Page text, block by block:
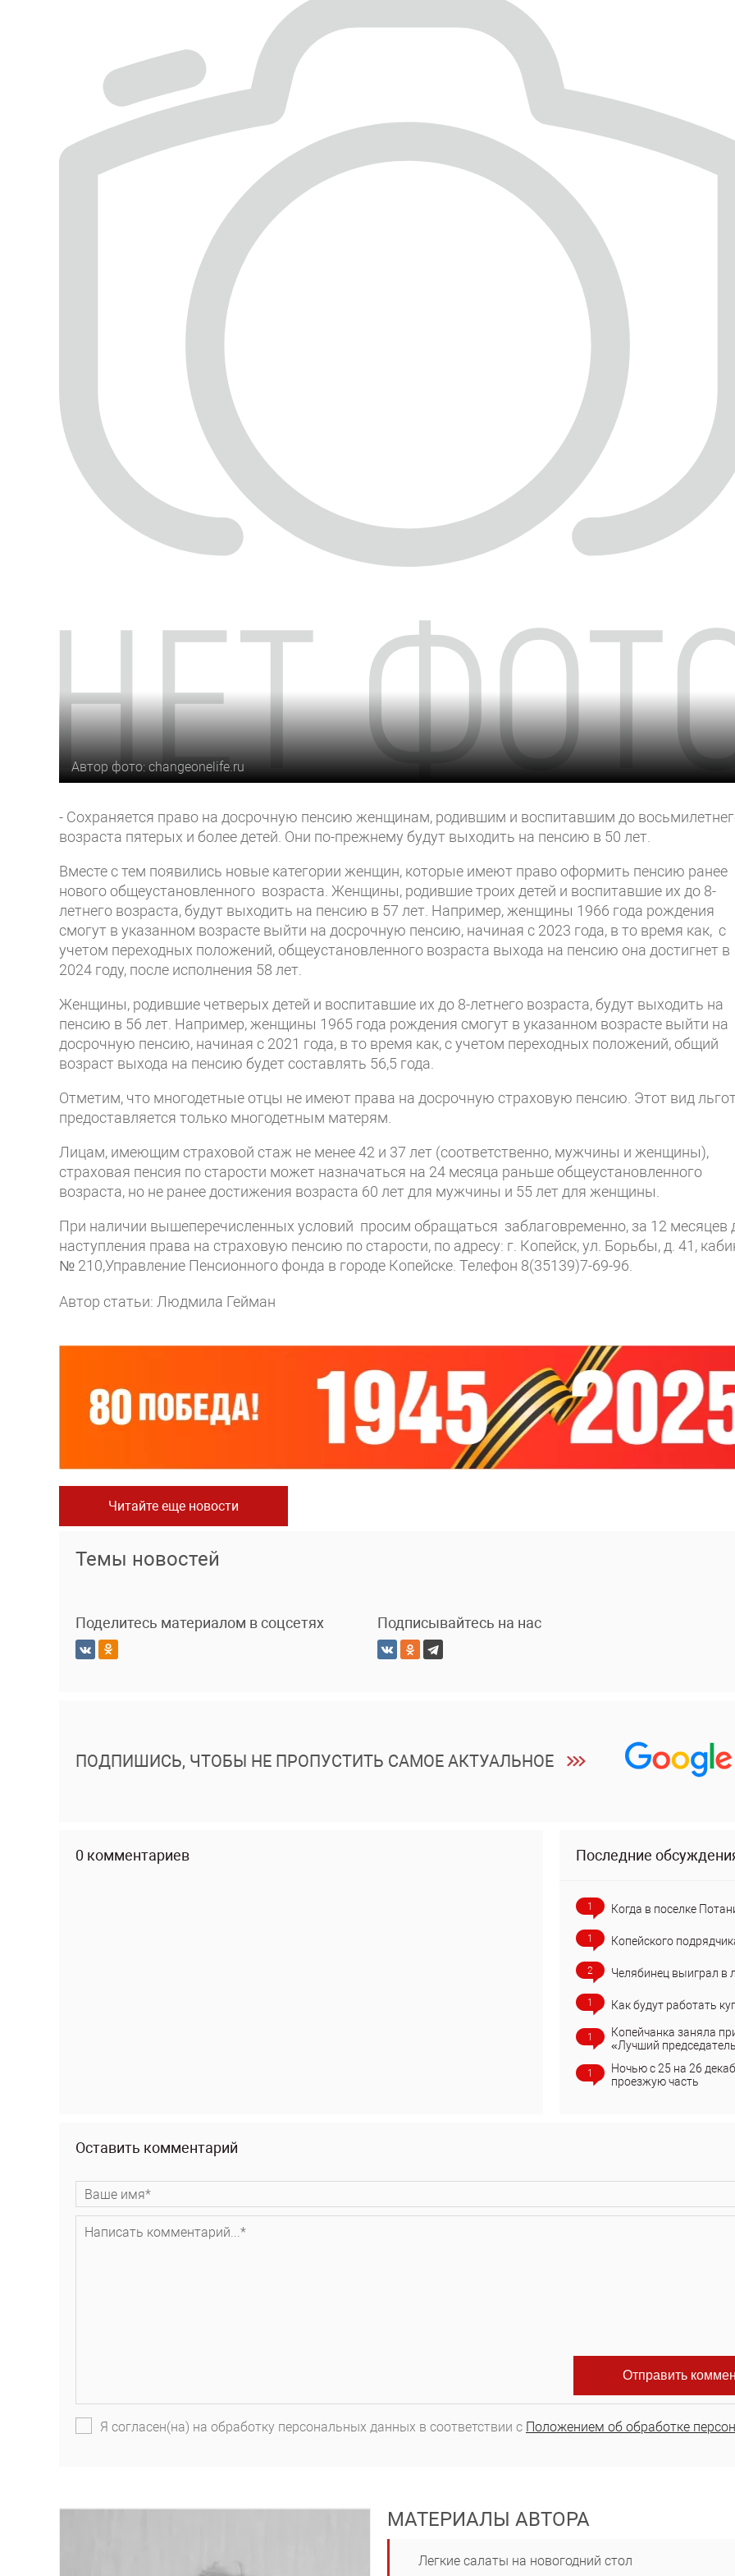
Автор фото: changeonelife.ru
- Сохраняется право на досрочную пенсию женщинам, родившим и воспитавшим до
возраста пятерых и более детей. Они по-прежнему будут выходить на пенсию в 50 лет.
Вместе с тем появились новые категории женщин, которые имеют право оформить пенсию ранее
нового общеустановленного возраста. Женщины, родившие троих детей и воспитавшие их до 8-
летнего возраста, будут выходить на пенсию в 57 лет. Например, женщины 1966 года рождения
смогут в указанном возрасте выйти на досрочную пенсию, начиная с 2023 года, в то время как, с
учетом переходных положений, общеустановленного возраста выхода на пенсию она достигнет в
2024 году, после исполнения 58 лет.
Женщины, родившие четверых детей и воспитавшие их до 8-летнего возраста, будут выходить на
пенсию в 56 лет. Например, женщины 1965 года рождения смогут в указанном возрасте выйти на
досрочную пенсию, начиная с 2021 года, в то время как, с учетом переходных положений, общий
возраст выхода на пенсию будет составлять 56,5 года.
Отметим, что многодетные отцы не имеют права на досрочную страховую пенсию. Этот вид
предоставляется только многодетным матерям.
Лицам, имеющим страховой стаж не менее 42 и 37 лет (соответственно, мужчины и женщины),
страховая пенсия по старости может назначаться на 24 месяца раньше общеустановленного
возраста, но не ранее достижения возраста 60 лет для мужчины и 55 лет для женщины.
При наличии вышеперечисленных условий просим обращаться заблаговременно, за 12 месяцев
наступления права на страховую пенсию по старости, по адресу: г. Копейск, ул. Борьбы, д. 41,
№ 210,Управление Пенсионного фонда в городе Копейске. Телефон 8(35139)7-69-96.
Автор статьи: Людмила Гейман
Читайте еще новости
Темы новостей
Поделитесь материалом в соцсетях Подписывайтесь на нас
ПОДПИШИСЬ, ЧТОБЫ НЕ ПРОПУСТИТЬ САМОЕ АКТУАЛЬНОЕ
0 комментариев Последние
1 Когда в поселке
1 Копейского
2 Челябинец выиграл в
1 Как будут работать
1
Копейчанка заняла
«Лучший
1
Ночью с 25 на 26
проезжую часть
Оставить комментарий
Я согласен(на) на обработку персональных данных в соответствии с Положением об обработке
МАТЕРИАЛЫ АВТОРА
Легкие салаты на новогодний стол